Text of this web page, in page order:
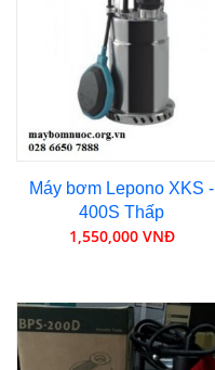
Máy bơm Lepono XKS -
400S Thấp
1,550,000 VNĐ